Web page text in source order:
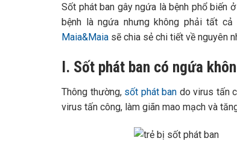
Sốt phát ban gây ngứa là bệnh phổ biến
bệnh là ngứa nhưng không phải tất
Maia&Maia sẽ chia sẻ chi tiết về nguyên
I. Sốt phát ban có ngứa
Thông thường, sốt phát ban do virus tấn
virus tấn công, làm giãn mao mạch và